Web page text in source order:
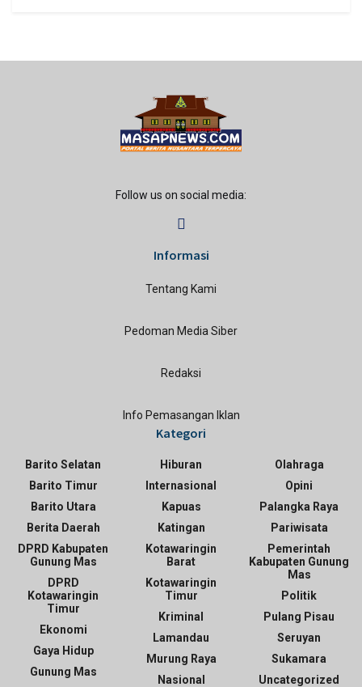
Follow us on social media:
Informasi
Tentang Kami
Pedoman Media Siber
Redaksi
Info Pemasangan Iklan
Kategori
Barito Selatan
Barito Timur
Barito Utara
Berita Daerah
DPRD Kabupaten
Gunung Mas
DPRD
Kotawaringin
Timur
Ekonomi
Gaya Hidup
Gunung Mas
Hiburan
Internasional
Kapuas
Katingan
Kotawaringin
Barat
Kotawaringin
Timur
Kriminal
Lamandau
Murung Raya
Nasional
Olahraga
Opini
Palangka Raya
Pariwisata
Pemerintah
Kabupaten Gunung
Mas
Politik
Pulang Pisau
Seruyan
Sukamara
Uncategorized